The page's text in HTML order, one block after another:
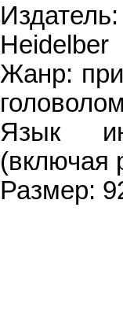
Heidelber
Жанр:
Язык
(включая
Размер: